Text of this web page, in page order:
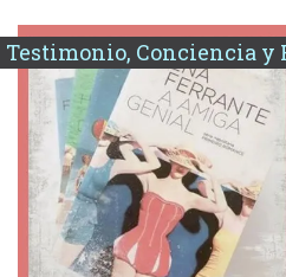
Testimonio, Conciencia y